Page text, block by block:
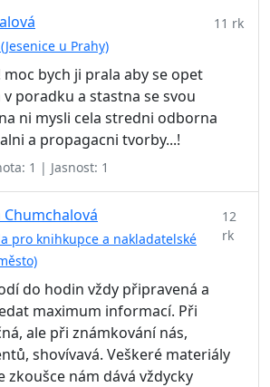
u Prahy)
11 rk
bych ji prala aby se opet
poradku a stastna se svou
ni mysli cela stredni odborna
a propagacni tvorby...!
1 | Jasnost: 1
pro knihkupce a nakladatelské
12
rk
do hodin vždy připravená a
maximum informací. Při
ale při známkování nás,
shovívavá. Veškeré materiály
zkoušce nám dává vždycky